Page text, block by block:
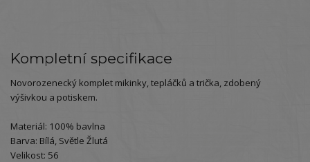
Kompletní specifikace
Novorozenecký komplet mikinky, tepláčků a trička, zdobený
výšivkou a potiskem.
Materiál: 100% bavlna
Barva: Bílá, Světle Žlutá
Velikost: 56